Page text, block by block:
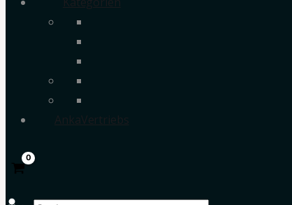
AnkaVertriebs